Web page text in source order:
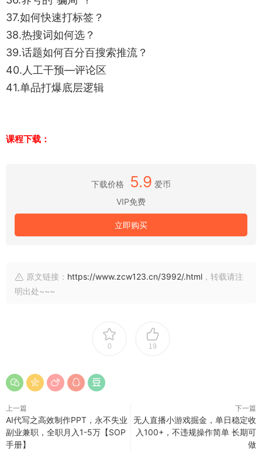
37.如何快速打标签？
38.热搜词如何选？
39.话题如何百分百搜索推流？
40.人工干预—评论区
41.单品打爆底层逻辑
课程下载：
下载价格 5.9 爱币
VIP免费
立即购买
原文链接： https://www.zcw123.cn/3992/.html ，转载请注
明出处~~~
0 19
上一篇
AI代写之高效制作PPT，永不失业
副业兼职，全职月入1-5万【SOP
手册】
下一篇
无人直播小游戏掘金，单日稳定收
入100+，不违规操作简单 长期可
做